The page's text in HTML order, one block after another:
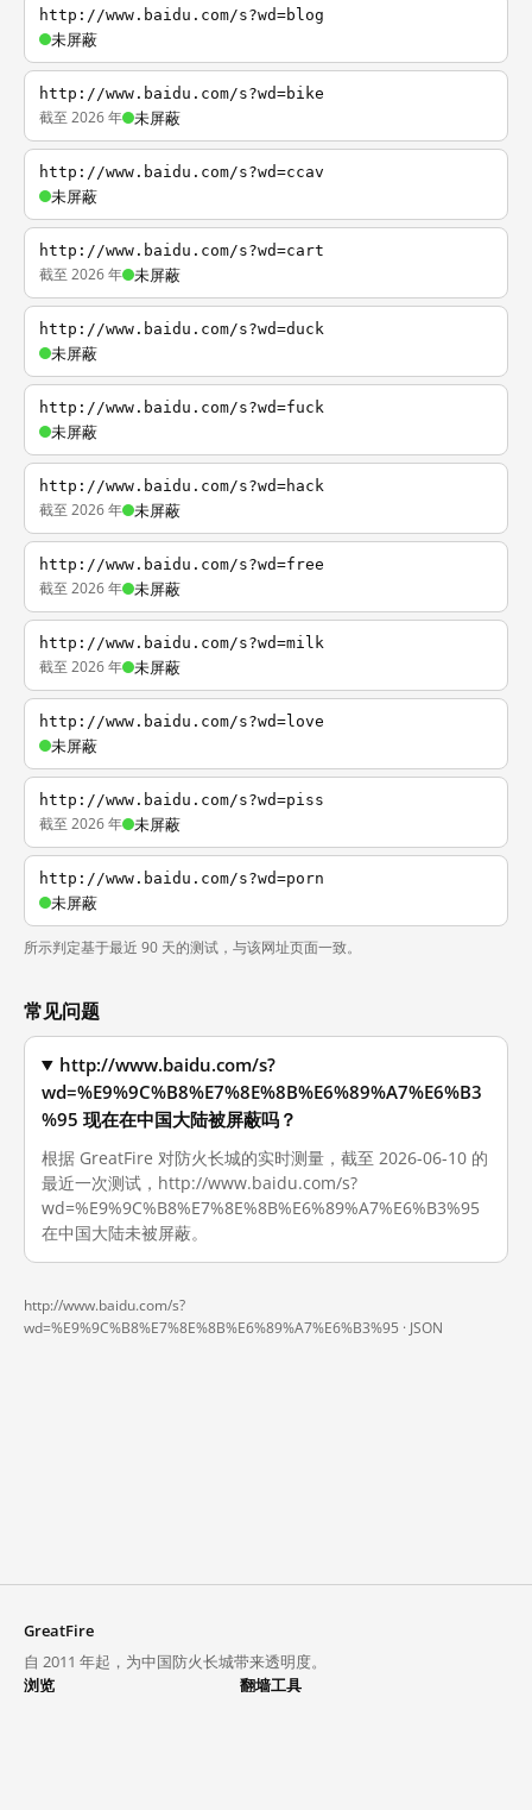
http://www.baidu.com/s?wd=blog
未屏蔽
http://www.baidu.com/s?wd=bike
截至 2026 年 未屏蔽
http://www.baidu.com/s?wd=ccav
未屏蔽
http://www.baidu.com/s?wd=cart
截至 2026 年 未屏蔽
http://www.baidu.com/s?wd=duck
未屏蔽
http://www.baidu.com/s?wd=fuck
未屏蔽
http://www.baidu.com/s?wd=hack
截至 2026 年 未屏蔽
http://www.baidu.com/s?wd=free
截至 2026 年 未屏蔽
http://www.baidu.com/s?wd=milk
截至 2026 年 未屏蔽
http://www.baidu.com/s?wd=love
未屏蔽
http://www.baidu.com/s?wd=piss
截至 2026 年 未屏蔽
http://www.baidu.com/s?wd=porn
未屏蔽
所示判定基于最近 90 天的测试，与该网址页面一致。
常见问题
http://www.baidu.com/s?
wd=%E9%9C%B8%E7%8E%8B%E6%89%A7%E6%B3
%95 现在在中国大陆被屏蔽吗？
根据 GreatFire 对防火长城的实时测量，截至 2026-06-10 的
最近一次测试，http://www.baidu.com/s?
wd=%E9%9C%B8%E7%8E%8B%E6%89%A7%E6%B3%95
在中国大陆未被屏蔽。
http://www.baidu.com/s?
wd=%E9%9C%B8%E7%8E%8B%E6%89%A7%E6%B3%95 · JSON
GreatFire
自 2011 年起，为中国防火长城带来透明度。
浏览
翻墙工具